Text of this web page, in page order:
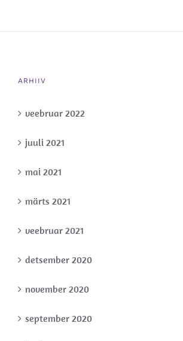
ARHIIV
veebruar 2022
juuli 2021
mai 2021
märts 2021
veebruar 2021
detsember 2020
november 2020
september 2020